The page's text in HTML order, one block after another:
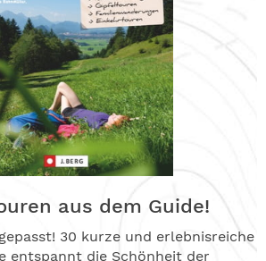
aus dem Guide!
30 kurze und erlebnisreiche
entspannt die Schönheit der